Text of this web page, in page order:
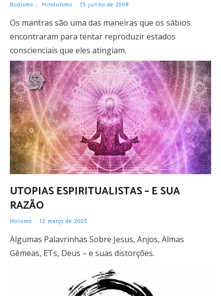
Budismo , Hinduísmo 15 junho de 2008
Os mantras são uma das maneiras que os sábios
encontraram para tentar reproduzir estados
conscienciais que eles atingiam.
LER MAIS
UTOPIAS ESPIRITUALISTAS – E SUA
RAZÃO
Holismo 12 março de 2005
Algumas Palavrinhas Sobre Jesus, Anjos, Almas
Gêmeas, ETs, Deus – e suas distorções.